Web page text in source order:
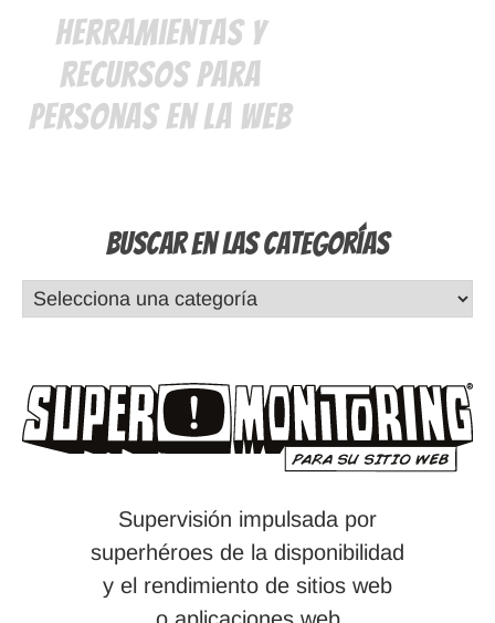
Herramientas y
Recursos para
Personas en la Web
Buscar en las Categorías
Supervisión impulsada por
superhéroes de la disponibilidad
y el rendimiento de sitios web
o aplicaciones web